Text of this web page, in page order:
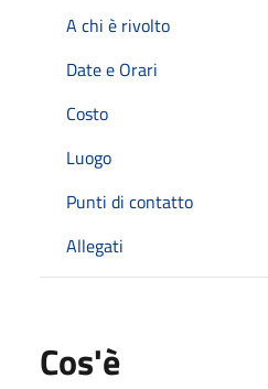
A chi è rivolto
Date e Orari
Costo
Luogo
Punti di contatto
Allegati
Cos'è